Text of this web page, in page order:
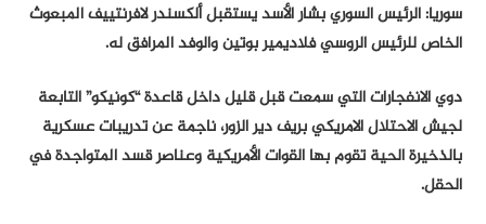
سوريا: الرئيس السوري بشار الأسد يستقبل ألكسندر لافرنتييف المبعوث
الخاص للرئيس الروسي فلاديمير بوتين والوفد المرافق له.
دوي الانفجارات التي سمعت قبل قليل داخل قاعدة “كونيكو” التابعة
لجيش الاحتلال الامريكي بريف دير الزور، ناجمة عن تدريبات عسكرية
بالذخيرة الحية تقوم بها القوات الأمريكية وعناصر قسد المتواجدة في
الحقل.